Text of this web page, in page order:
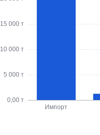
0,00 т
5 000 т
10 000 т
15 000 т
Импорт